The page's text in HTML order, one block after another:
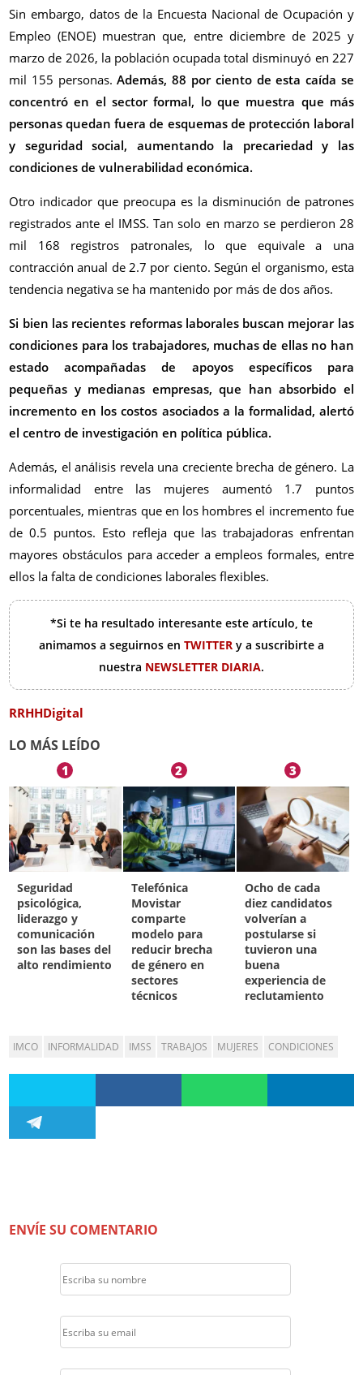
Sin embargo, datos de la Encuesta Nacional de Ocupación y
Empleo (ENOE) muestran que, entre diciembre de 2025 y
marzo de 2026, la población ocupada total disminuyó en 227
mil 155 personas.Además, 88 por ciento de esta caída se
concentró en el sector formal, lo que muestra que más
personas quedan fuera de esquemas de protección laboral
y seguridad social, aumentando la precariedad y las
condiciones de vulnerabilidad económica.
Otro indicador que preocupa es la disminución de patrones
registrados ante el IMSS. Tan solo en marzo se perdieron 28
mil 168 registros patronales, lo que equivale a una
contracción anual de 2.7 por ciento. Según el organismo, esta
tendencia negativa se ha mantenido por más de dos años.
Si bien las recientes reformas laborales buscan mejorar las
condiciones para los trabajadores, muchas de ellas no han
estado acompañadas de apoyos específicos para
pequeñas y medianas empresas, que han absorbido el
incremento en los costos asociados a la formalidad, alertó
el centro de investigación en política pública.
Además, el análisis revela una creciente brecha de género. La
informalidad entre las mujeres aumentó 1.7 puntos
porcentuales, mientras que en los hombres el incremento fue
de 0.5 puntos. Esto refleja que las trabajadoras enfrentan
mayores obstáculos para acceder a empleos formales, entre
ellos la falta de condiciones laborales flexibles.
*Si te ha resultado interesante este artículo, te
animamos a seguirnos en TWITTER y a suscribirte a
nuestra NEWSLETTER DIARIA.
RRHHDigital
LO MÁS LEÍDO
1
Seguridad
psicológica,
liderazgo y
comunicación
son las bases del
alto rendimiento
2
Telefónica
Movistar
comparte
modelo para
reducir brecha
de género en
sectores
técnicos
3
Ocho de cada
diez candidatos
volverían a
postularse si
tuvieron una
buena
experiencia de
reclutamiento
IMCO INFORMALIDAD IMSS TRABAJOS MUJERES CONDICIONES
ENVÍE SU COMENTARIO